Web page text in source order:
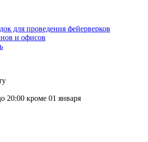
для проведения фейерверков
и офисов
20:00 кроме 01 января